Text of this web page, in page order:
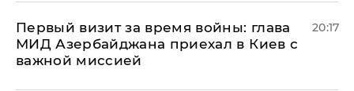
Первый визит за время войны: глава
МИД Азербайджана приехал в Киев с
важной миссией
20:17